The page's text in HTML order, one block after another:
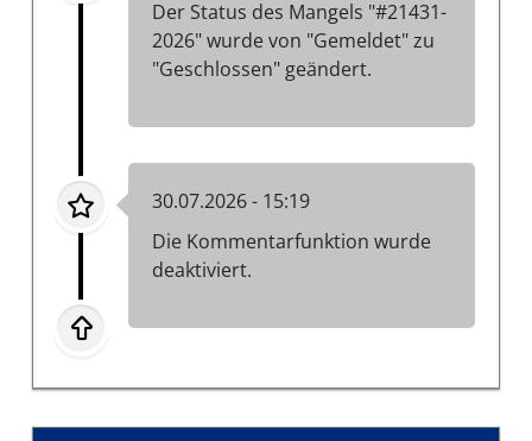
Der Status des Mangels "#21431-
2026" wurde von "Gemeldet" zu
"Geschlossen" geändert.
30.07.2026 - 15:19
Die Kommentarfunktion wurde
deaktiviert.